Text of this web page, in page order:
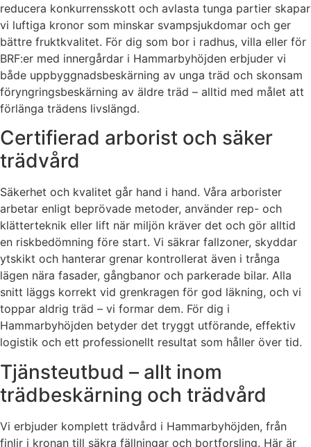
reducera konkurrensskott och avlasta tunga partier skapar
vi luftiga kronor som minskar svampsjukdomar och ger
bättre fruktkvalitet. För dig som bor i radhus, villa eller för
BRF:er med innergårdar i Hammarbyhöjden erbjuder vi
både uppbyggnadsbeskärning av unga träd och skonsam
föryngringsbeskärning av äldre träd – alltid med målet att
förlänga trädens livslängd.
Certifierad arborist och säker
trädvård
Säkerhet och kvalitet går hand i hand. Våra arborister
arbetar enligt beprövade metoder, använder rep- och
klätterteknik eller lift när miljön kräver det och gör alltid
en riskbedömning före start. Vi säkrar fallzoner, skyddar
ytskikt och hanterar grenar kontrollerat även i trånga
lägen nära fasader, gångbanor och parkerade bilar. Alla
snitt läggs korrekt vid grenkragen för god läkning, och vi
toppar aldrig träd – vi formar dem. För dig i
Hammarbyhöjden betyder det tryggt utförande, effektiv
logistik och ett professionellt resultat som håller över tid.
Tjänsteutbud – allt inom
trädbeskärning och trädvård
Vi erbjuder komplett trädvård i Hammarbyhöjden, från
finlir i kronan till säkra fällningar och bortforsling. Här är